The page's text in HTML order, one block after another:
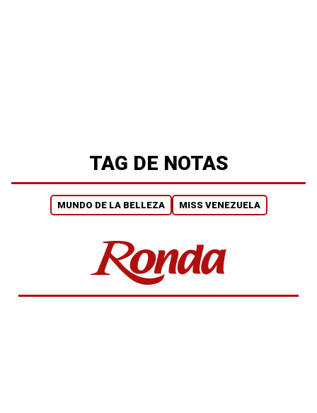
TAG DE NOTAS
MUNDO DE LA BELLEZA MISS VENEZUELA